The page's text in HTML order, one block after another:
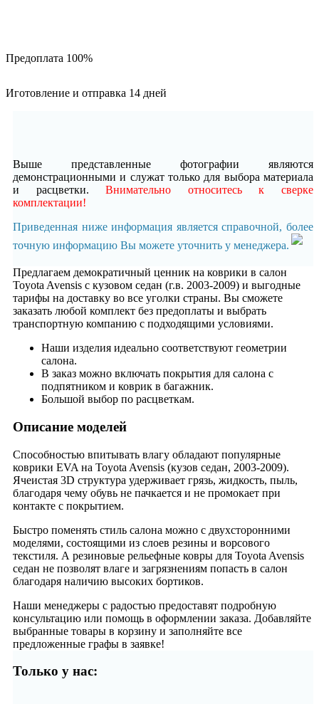
Предоплата 100%
Иготовление и отправка 14 дней
Выше представленные фотографии являются
демонстрационными и служат только для выбора материала
и расцветки.Внимательно относитесь к сверке
комплектации!
Приведенная ниже информация является справочной, более
точную информацию Вы можете уточнить у менеджера.
Предлагаем демократичный ценник на коврики в салон
Toyota Avensis с кузовом седан (г.в. 2003-2009) и выгодные
тарифы на доставку во все уголки страны. Вы сможете
заказать любой комплект без предоплаты и выбрать
транспортную компанию с подходящими условиями.
Наши изделия идеально соответствуют геометрии
салона.
В заказ можно включать покрытия для салона с
подпятником и коврик в багажник.
Большой выбор по расцветкам.
Описание моделей
Способностью впитывать влагу обладают популярные
коврики EVA на Toyota Avensis (кузов седан, 2003-2009).
Ячеистая 3D структура удерживает грязь, жидкость, пыль,
благодаря чему обувь не пачкается и не промокает при
контакте с покрытием.
Быстро поменять стиль салона можно с двухсторонними
моделями, состоящими из слоев резины и ворсового
текстиля. А резиновые рельефные ковры для Toyota Avensis
седан не позволят влаге и загрязнениям попасть в салон
благодаря наличию высоких бортиков.
Наши менеджеры с радостью предоставят подробную
консультацию или помощь в оформлении заказа. Добавляйте
выбранные товары в корзину и заполняйте все
предложенные графы в заявке!
Только у нас: